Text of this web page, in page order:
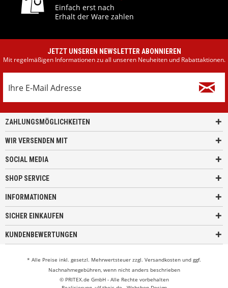
Einfach erst nach
Erhalt der Ware zahlen
JETZT UNSEREN NEWSLETTER ABONNIEREN
Mit regelmäßigen Informationen zu all unseren Neuheiten und Rabattaktionen.
ZAHLUNGSMÖGLICHKEITEN
WIR VERSENDEN MIT
SOCIAL MEDIA
SHOP SERVICE
INFORMATIONEN
SICHER EINKAUFEN
KUNDENBEWERTUNGEN
* Alle Preise inkl. gesetzl. Mehrwertsteuer zzgl. Versandkosten und ggf.
Nachnahmegebühren, wenn nicht anders beschrieben
© PRITEX.de GmbH - Alle Rechte vorbehalten